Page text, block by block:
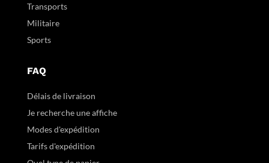
Transports
Militaire
Sports
FAQ
Délais de livraison
Je recherche une affiche
Modes d'expédition
Tarifs d'expédition